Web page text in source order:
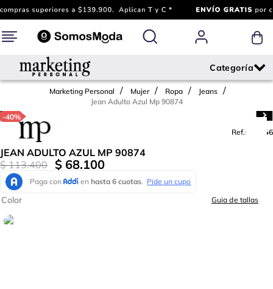
Marketing Personal Mujer Ropa
Jeans
Jean Adulto Azul Mp 90874
-40%
Ref.664346
JEAN ADULTO AZUL MP 90874
$ 113.400 $ 68.100
Color Guia de tallas